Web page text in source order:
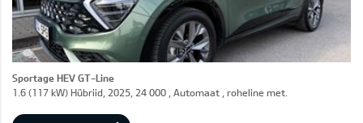
Sportage HEV GT-Line
1.6 (117 kW) Hübriid, 2025, 24 000 , Automaat , roheline met.